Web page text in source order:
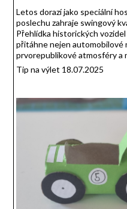
Letos dorazí jako speciální
poslechu zahraje swingový
Přehlídka historických
přitáhne nejen automobilové
prvorepublikové atmosféry a
Tip na výlet 18.07.2025